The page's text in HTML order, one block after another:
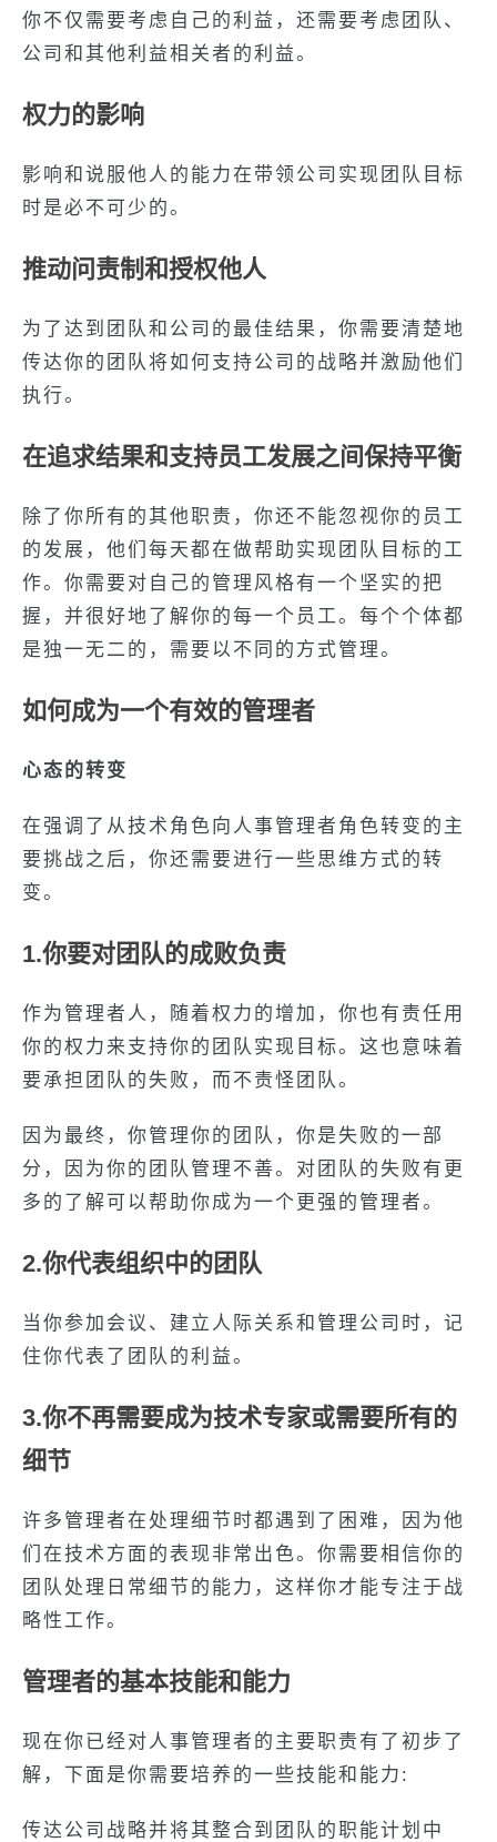
你不仅需要考虑自己的利益，还需要考虑团队、
公司和其他利益相关者的利益。
权力的影响
影响和说服他人的能力在带领公司实现团队目标
时是必不可少的。
推动问责制和授权他人
为了达到团队和公司的最佳结果，你需要清楚地
传达你的团队将如何支持公司的战略并激励他们
执行。
在追求结果和支持员工发展之间保持平衡
除了你所有的其他职责，你还不能忽视你的员工
的发展，他们每天都在做帮助实现团队目标的工
作。你需要对自己的管理风格有一个坚实的把
握，并很好地了解你的每一个员工。每个个体都
是独一无二的，需要以不同的方式管理。
如何成为一个有效的管理者
心态的转变
在强调了从技术角色向人事管理者角色转变的主
要挑战之后，你还需要进行一些思维方式的转
变。
1.你要对团队的成败负责
作为管理者人，随着权力的增加，你也有责任用
你的权力来支持你的团队实现目标。这也意味着
要承担团队的失败，而不责怪团队。
因为最终，你管理你的团队，你是失败的一部
分，因为你的团队管理不善。对团队的失败有更
多的了解可以帮助你成为一个更强的管理者。
2.你代表组织中的团队
当你参加会议、建立人际关系和管理公司时，记
住你代表了团队的利益。
3.你不再需要成为技术专家或需要所有的
细节
许多管理者在处理细节时都遇到了困难，因为他
们在技术方面的表现非常出色。你需要相信你的
团队处理日常细节的能力，这样你才能专注于战
略性工作。
管理者的基本技能和能力
现在你已经对人事管理者的主要职责有了初步了
解，下面是你需要培养的一些技能和能力:
传达公司战略并将其整合到团队的职能计划中